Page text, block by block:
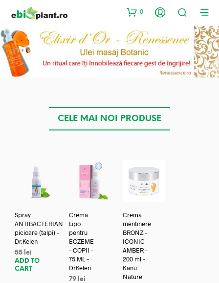
0
CELE MAI NOI PRODUSE
Spray
ANTIBACTERIAN
picioare (talpi) –
Dr.Kelen
55 lei
ADD TO
CART
Crema
Lipo
pentru
ECZEME
– COPII –
75 ML –
DrKelen
79 lei
Crema
mentinere
BRONZ –
ICONIC
AMBER –
200 ml –
Kanu
Nature